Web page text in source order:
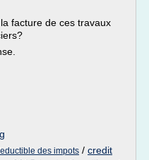
facture de ces travaux
des impots / credit